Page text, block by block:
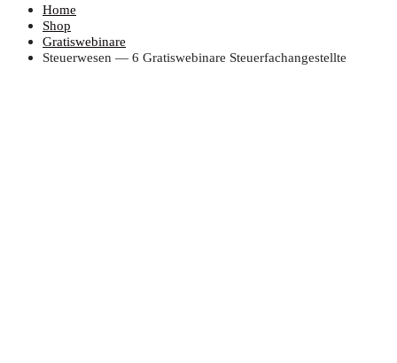
Home
Shop
Gratiswebinare
Steu­er­we­sen — 6 Gra­tis­web­i­na­re Steuerfachangestellte